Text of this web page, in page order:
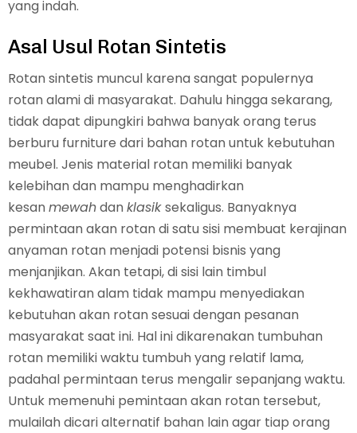
yang indah.
Asal Usul Rotan Sintetis
Rotan sintetis muncul karena sangat populernya
rotan alami di masyarakat. Dahulu hingga sekarang,
tidak dapat dipungkiri bahwa banyak orang terus
berburu furniture dari bahan rotan untuk kebutuhan
meubel. Jenis material rotan memiliki banyak
kelebihan dan mampu menghadirkan
kesan mewahdan klasiksekaligus. Banyaknya
permintaan akan rotan di satu sisi membuat kerajinan
anyaman rotan menjadi potensi bisnis yang
menjanjikan. Akan tetapi, di sisi lain timbul
kekhawatiran alam tidak mampu menyediakan
kebutuhan akan rotan sesuai dengan pesanan
masyarakat saat ini. Hal ini dikarenakan tumbuhan
rotan memiliki waktu tumbuh yang relatif lama,
padahal permintaan terus mengalir sepanjang waktu.
Untuk memenuhi pemintaan akan rotan tersebut,
mulailah dicari alternatif bahan lain agar tiap orang